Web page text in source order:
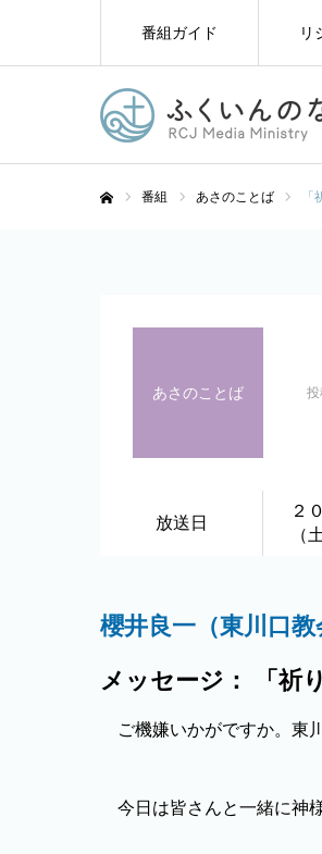
番組ガイド リ
番組 あさのことば
あさのことば 投
放送日
２
（
櫻井良一（東川口教
メッセージ： 「祈
ご機嫌いかがですか。東
今日は皆さんと一緒に神